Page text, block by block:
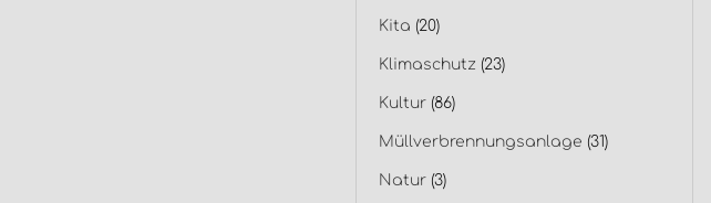
Kita (20)
Klimaschutz (23)
Kultur(86)
Müllverbrennungsanlage (31)
Natur(3)